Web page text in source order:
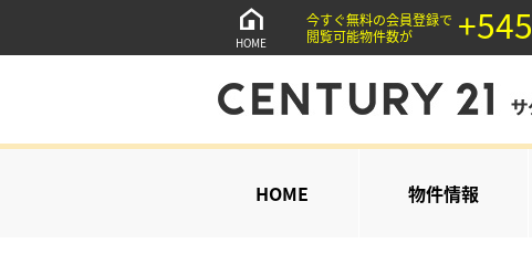
HOME
今すぐ無料の会員登録で
閲覧可能物件数が
+545
HOME 物件情報